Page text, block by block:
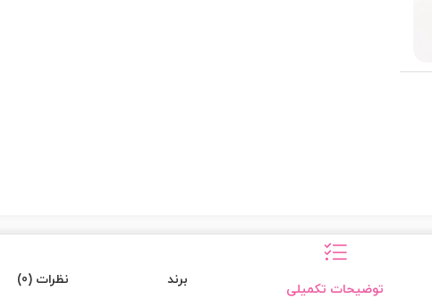
توضیحات تکمیلی
برند نظرات (0)